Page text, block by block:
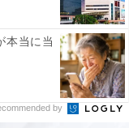
本当に当
by